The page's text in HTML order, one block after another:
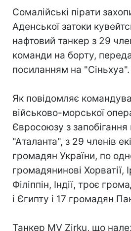
Сомалійські пірати
Аденської затоки
нафтовий танкер з 29
команди на борту,
посиланням на "Сіньхуа".
Як повідомляє
військово-морської
Євросоюзу з запобігання
"Аталанта", з 29 членів
громадян України, по
громадянинові Хорватії,
Філіппін, Індії, троє
і Єгипту і 17 громадян
Танкер MV Zirku, що